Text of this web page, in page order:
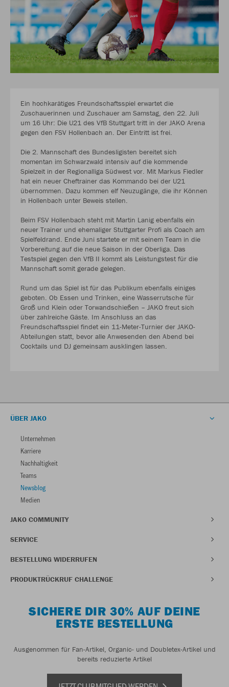
Ein hochkarätiges Freundschaftsspiel erwartet die
Zuschauerinnen und Zuschauer am Samstag, den 22. Juli
um 16 Uhr: Die U21 des VfB Stuttgart tritt in der JAKO Arena
gegen den FSV Hollenbach an. Der Eintritt ist frei.
Die 2. Mannschaft des Bundesligisten bereitet sich
momentan im Schwarzwald intensiv auf die kommende
Spielzeit in der Regionalliga Südwest vor. Mit Markus Fiedler
hat ein neuer Cheftrainer das Kommando bei der U21
übernommen. Dazu kommen elf Neuzugänge, die ihr Können
in Hollenbach unter Beweis stellen.
Beim FSV Hollenbach steht mit Martin Lanig ebenfalls ein
neuer Trainer und ehemaliger Stuttgarter Profi als Coach am
Spielfeldrand. Ende Juni startete er mit seinem Team in die
Vorbereitung auf die neue Saison in der Oberliga. Das
Testspiel gegen den VfB II kommt als Leistungstest für die
Mannschaft somit gerade gelegen.
Rund um das Spiel ist für das Publikum ebenfalls einiges
geboten. Ob Essen und Trinken, eine Wasserrutsche für
Groß und Klein oder Torwandschießen – JAKO freut sich
über zahlreiche Gäste. Im Anschluss an das
Freundschaftsspiel findet ein 11-Meter-Turnier der JAKO-
Abteilungen statt, bevor alle Anwesenden den Abend bei
Cocktails und DJ gemeinsam ausklingen lassen.
ÜBER JAKO
Unternehmen
Karriere
Nachhaltigkeit
Teams
Newsblog
Medien
JAKO COMMUNITY
SERVICE
BESTELLUNG WIDERRUFEN
PRODUKTRÜCKRUF CHALLENGE
SICHERE DIR 30% AUF DEINE
ERSTE BESTELLUNG
Ausgenommen für Fan-Artikel, Organic- und Doubletex-Artikel und
bereits reduzierte Artikel